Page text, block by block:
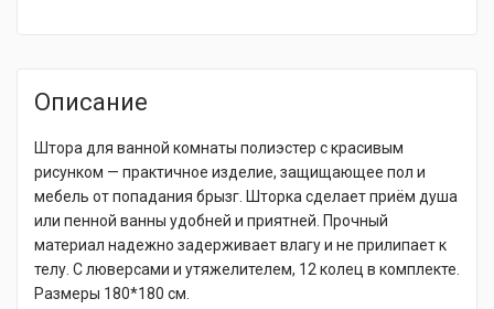
Описание
Штора для ванной комнаты полиэстер с красивым
рисунком — практичное изделие, защищающее пол и
мебель от попадания брызг. Шторка сделает приём душа
или пенной ванны удобней и приятней. Прочный
материал надежно задерживает влагу и не прилипает к
телу. С люверсами и утяжелителем, 12 колец в комплекте.
Размеры 180*180 см.